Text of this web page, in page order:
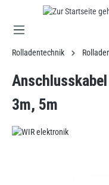
springen
Rolladentechnik
3m, 5m